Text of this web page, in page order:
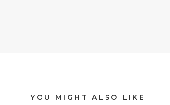
YOU MIGHT ALSO LIKE